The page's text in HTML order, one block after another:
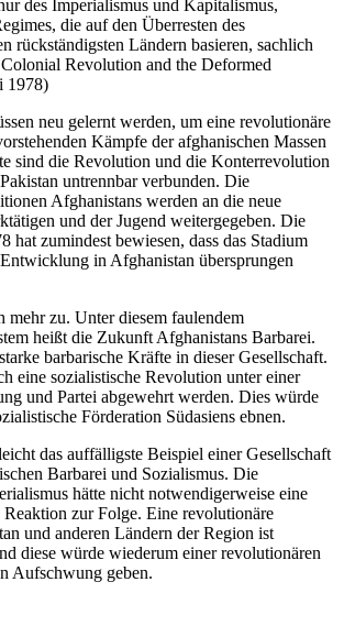
des Imperialismus und Kapitalismus,
die auf den Überresten des
rückständigsten Ländern basieren, sachlich
Revolution and the Deformed
1978)
neu gelernt werden, um eine revolutionäre
Kämpfe der afghanischen Massen
sind die Revolution und die Konterrevolution
untrennbar verbunden. Die
Afghanistans werden an die neue
und der Jugend weitergegeben. Die
hat zumindest bewiesen, dass das Stadium
in Afghanistan übersprungen
mehr zu. Unter diesem faulendem
heißt die Zukunft Afghanistans Barbarei.
barbarische Kräfte in dieser Gesellschaft.
eine sozialistische Revolution unter einer
und Partei abgewehrt werden. Dies würde
Förderation Südasiens ebnen.
das auffälligste Beispiel einer Gesellschaft
Barbarei und Sozialismus. Die
hätte nicht notwendigerweise eine
Reaktion zur Folge. Eine revolutionäre
und anderen Ländern der Region ist
diese würde wiederum einer revolutionären
Aufschwung geben.